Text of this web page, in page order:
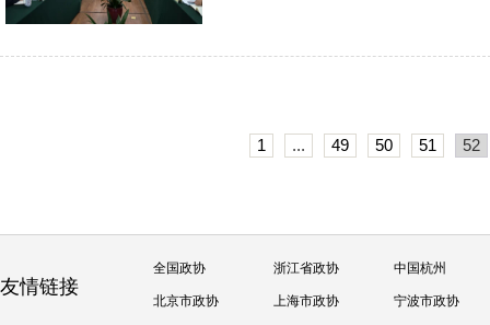
1 ... 49 50 51 52
友情链接
全国政协 浙江省政协 中国杭州
北京市政协 上海市政协 宁波市政协